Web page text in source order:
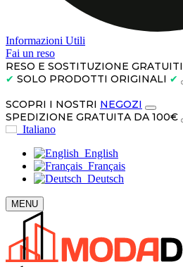
Informazioni Utili
Fai un reso
RESO E SOSTITUZIONE GRATUITI
✔ SOLO PRODOTTI ORIGINALI ✔
SCOPRI I NOSTRI NEGOZI
SPEDIZIONE GRATUITA DA 100€
Italiano
English
Français
Deutsch
MENU